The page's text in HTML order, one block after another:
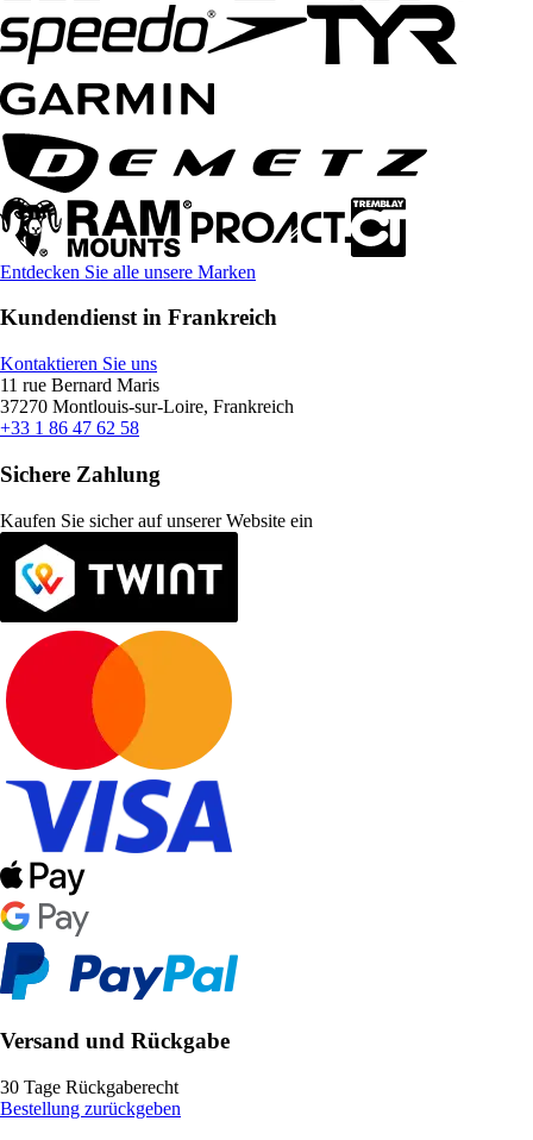
Entdecken Sie alle unsere Marken
Kundendienst in Frankreich
Kontaktieren Sie uns
11 rue Bernard Maris
37270 Montlouis-sur-Loire, Frankreich
+33 1 86 47 62 58
Sichere Zahlung
Kaufen Sie sicher auf unserer Website ein
Versand und Rückgabe
30 Tage Rückgaberecht
Bestellung zurückgeben